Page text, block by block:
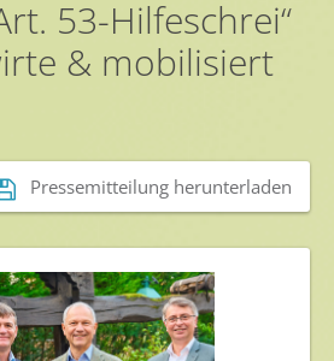
53-Hilfeschrei“
& mobilisiert
Pressemitteilung herunterladen